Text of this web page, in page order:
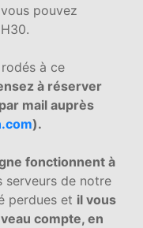
pouvez
à ce
à réserver
mail auprès
).
fonctionnent à
serveurs de notre
perdues et il vous
compte, en